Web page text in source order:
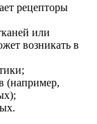
рецепторы
или
возникать в
(например,